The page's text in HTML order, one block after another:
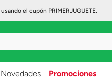
el cupón PRIMERJUGUETE.
Novedades Promociones